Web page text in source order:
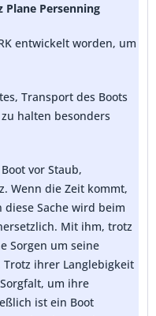
Plane Persenning
entwickelt worden, um
Transport des Boots
halten besonders
vor Staub,
Wenn die Zeit kommt,
Sache wird beim
Mit ihm, trotz
Sorgen um seine
ihrer Langlebigkeit
um ihre
ist ein Boot